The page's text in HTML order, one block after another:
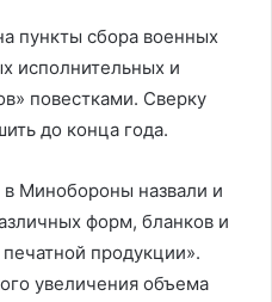
пункты сбора военных
исполнительных и
повестками. Сверку
до конца года.
Минобороны назвали и
форм, бланков и
продукции».
увеличения объема